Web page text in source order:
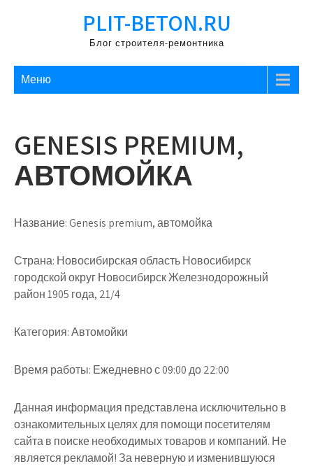
PLIT-BETON.RU
Блог строителя-ремонтника
Меню
GENESIS PREMIUM,
АВТОМОЙКА
Название:Genesis premium, автомойка
Страна: Новосибирская область Новосибирск
городской округ Новосибирск Железнодорожный
район 1905 года, 21/4
Категория:Автомойки
Время работы: Ежедневно с 09:00 до 22:00
Данная информация представлена исключительно в
ознакомительных целях для помощи посетителям
сайта в поиске необходимых товаров и компаний. Не
является рекламой! За неверную и изменившуюся